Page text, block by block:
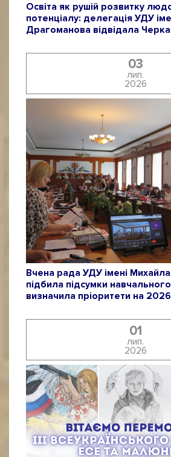
Освіта як рушій розвитку
потенціалу: делегація УДУ
Драгоманова відвідала
03
лип.
2026
Вчена рада УДУ імені
підбила підсумки
визначила пріоритети на
01
лип.
2026